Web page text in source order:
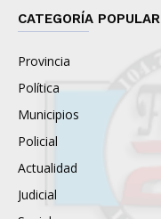
CATEGORÍA POPULAR
Provincia
Política
Municipios
Policial
Actualidad
Judicial